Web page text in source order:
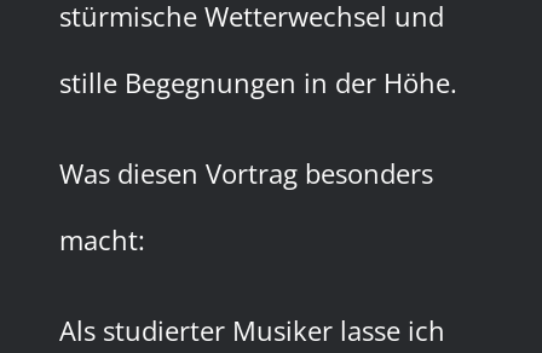
stürmische Wetterwechsel und
stille Begegnungen in der Höhe.
Was diesen Vortrag besonders
macht:
Als studierter Musiker lasse ich